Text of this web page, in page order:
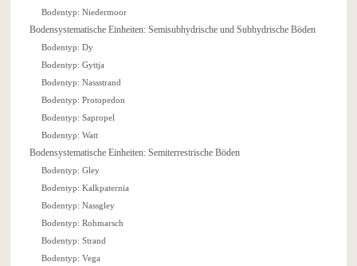
Bodentyp: Niedermoor
Bodensystematische Einheiten: Semisubhydrische und Subhydrische Böden
Bodentyp: Dy
Bodentyp: Gyttja
Bodentyp: Nassstrand
Bodentyp: Protopedon
Bodentyp: Sapropel
Bodentyp: Watt
Bodensystematische Einheiten: Semiterrestrische Böden
Bodentyp: Gley
Bodentyp: Kalkpaternia
Bodentyp: Nassgley
Bodentyp: Rohmarsch
Bodentyp: Strand
Bodentyp: Vega